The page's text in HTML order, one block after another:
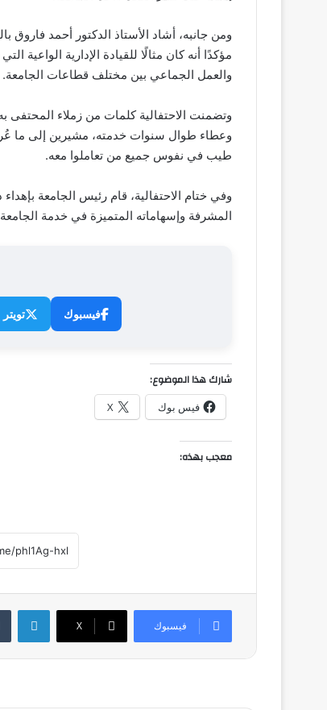
ومن جانبه، أشاد الأستاذ الدكتور أحمد فاروق
مؤكدًا أنه كان مثالًا للقيادة الإدارية
والعمل الجماعي بين مختلف قطاعات الجامعة.
وتضمنت الاحتفالية كلمات من زملاء المحتفى
وعطاء طوال سنوات خدمته، مشيرين إلى ما
طيب في نفوس جميع من تعاملوا معه.
وفي ختام الاحتفالية، قام رئيس الجامعة
المشرفة وإسهاماته المتميزة في خدمة
فيسبوك تويتر
شارك هذا الموضوع:
فيس بوك X
معجب بهذه:
فيسبوك ‫X